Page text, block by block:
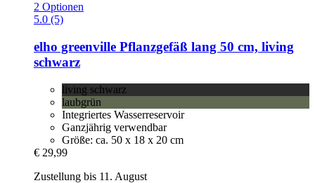
2 Optionen
5.0 (5)
elho greenville Pflanzgefäß lang 50 cm, living
schwarz
living schwarz
laubgrün
Integriertes Wasserreservoir
Ganzjährig verwendbar
Größe: ca. 50 x 18 x 20 cm
€ 29,99
Zustellung bis 11. August